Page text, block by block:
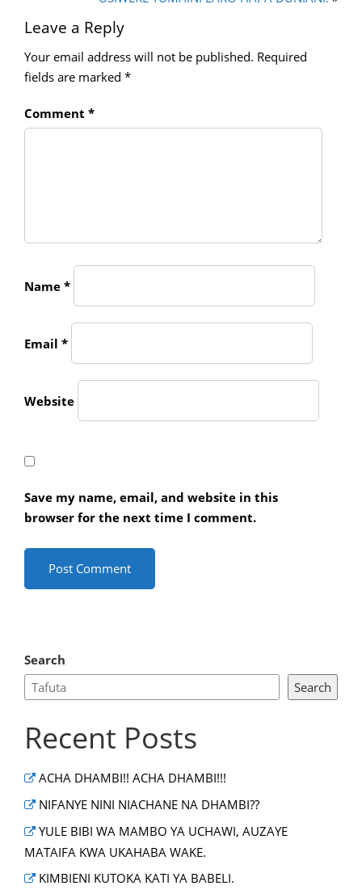
Leave a Reply
Your email address will not be published. Required
fields are marked *
Comment *
Name *
Email *
Website
Save my name, email, and website in this
browser for the next time I comment.
Search
Search
Recent Posts
ACHA DHAMBI!! ACHA DHAMBI!!!
NIFANYE NINI NIACHANE NA DHAMBI??
YULE BIBI WA MAMBO YA UCHAWI, AUZAYE
MATAIFA KWA UKAHABA WAKE.
KIMBIENI KUTOKA KATI YA BABELI.